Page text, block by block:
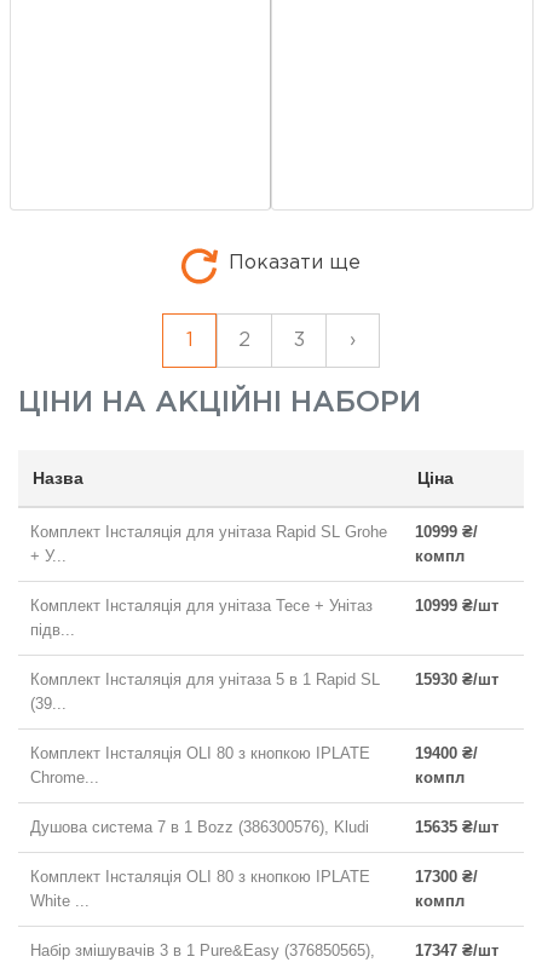
Показати ще
2 3 ›
ЦІНИ НА АКЦІЙНІ НАБОРИ
Назва Ціна
Комплект Інсталяція для унітаза Rapid SL Grohe
+ У...
10999 ₴/
компл
Комплект Інсталяція для унітаза Tece + Унітаз
підв...
10999 ₴/шт
Комплект Інсталяція для унітаза 5 в 1 Rapid SL
(39...
15930 ₴/шт
Комплект Інсталяція OLI 80 з кнопкою IPLATE
Chrome...
19400 ₴/
компл
Душова система 7 в 1 Bozz (386300576), Kludi 15635 ₴/шт
Комплект Інсталяція OLI 80 з кнопкою IPLATE
White ...
17300 ₴/
компл
Набір змішувачів 3 в 1 Pure&Easy (376850565),
17347 ₴/шт